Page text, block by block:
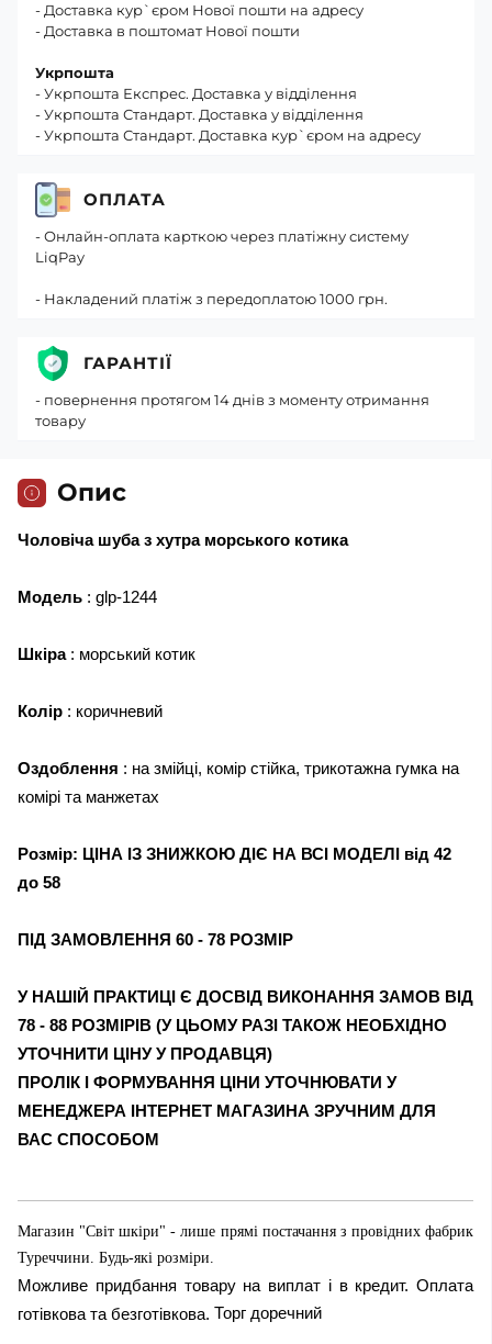
Опис
Чоловіча шуба з хутра морського котика
Модель : glp-1244
Шкіра: морський котик
Колір : коричневий
Оздоблення : на змійці, комір стійка, трикотажна гумка на
комірі та манжетах
Розмір: ЦІНА ІЗ ЗНИЖКОЮ ДІЄ НА ВСІ МОДЕЛІ від 42
до 58
ПІД ЗАМОВЛЕННЯ 60 - 78 РОЗМІР
У НАШІЙ ПРАКТИЦІ Є ДОСВІД ВИКОНАННЯ ЗАМОВ ВІД
78 - 88 РОЗМІРІВ (У ЦЬОМУ РАЗІ ТАКОЖ НЕОБХІДНО
УТОЧНИТИ ЦІНУ У ПРОДАВЦЯ)
ПРОЛІК І ФОРМУВАННЯ ЦІНИ УТОЧНЮВАТИ У
МЕНЕДЖЕРА ІНТЕРНЕТ МАГАЗИНА ЗРУЧНИМ ДЛЯ
ВАС СПОСОБОМ
Магазин "Світ шкіри" - лише прямі постачання з провідних фабрик
Туреччини. Будь-які розміри.
Можливе придбання товару на виплат і в кредит. Оплата
готівкова та безготівкова. Торг доречний
- Доставка кур`єром Нової пошти на адресу
- Доставка в поштомат Нової пошти
Укрпошта
- Укрпошта Експрес. Доставка у відділення
- Укрпошта Стандарт. Доставка у відділення
- Укрпошта Стандарт. Доставка кур`єром на адресу
ОПЛАТА
- Онлайн-оплата карткою через платіжну систему
LiqPay
- Накладений платіж з передоплатою 1000 грн.
ГАРАНТІЇ
- повернення протягом 14 днів з моменту отримання
товару